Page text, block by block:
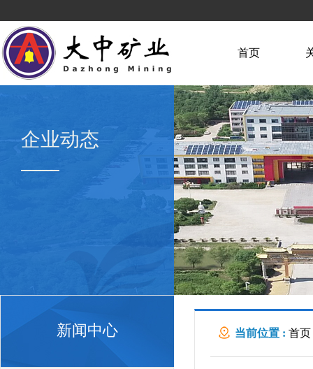
首页
企业动态
新闻中心 当前位置 : 首页